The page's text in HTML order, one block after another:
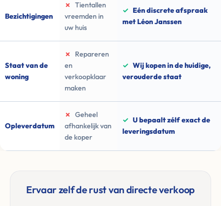
Bezichtigingen
✗
Tientallen
vreemden in
uw huis
✓ Eén discrete afspraak
met Léon Janssen
Staat van de
woning
✗
Repareren
en
verkoopklaar
maken
✓ Wij kopen in de huidige,
verouderde staat
Opleverdatum
✗
Geheel
afhankelijk van
de koper
✓ U bepaalt zélf exact de
leveringsdatum
Ervaar zelf de rust van directe verkoop